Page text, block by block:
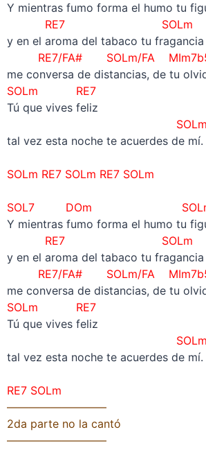
Y mientras fumo forma el humo tu
RE7 SOLm
y en el aroma del tabaco tu fragancia
RE7/FA# SOLm/FA
me conversa de distancias, de tu
SOLm RE7
Tú que vives feliz
SOLm
tal vez esta noche te acuerdes de mí.
SOLm RE7SOLm RE7SOLm
SOL7 DOm
Y mientras fumo forma el humo tu
RE7 SOLm
y en el aroma del tabaco tu fragancia
RE7/FA# SOLm/FA
me conversa de distancias, de tu
SOLm RE7
Tú que vives feliz
SOLm
tal vez esta noche te acuerdes de mí.
RE7SOLm
—————————
2da parte no la cantó
—————————